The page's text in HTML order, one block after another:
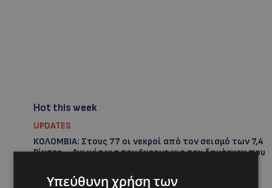
Hot this week
UPDATES
ΚΟΛΟΜΒΙΑ: Στους 77 οι νεκροί από τον σεισμό των 7,4
Ρίχτερ – Αγωνία για τον 6χρονο γιο του δημάρχου που
Υπεύθυνη χρήση των